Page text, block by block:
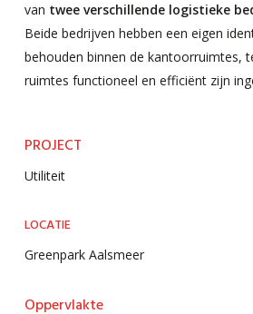
van twee verschillende logistieke
Beide bedrijven hebben een eigen
behouden binnen de kantoorruimtes,
ruimtes functioneel en efficiënt zijn
PROJECT
Utiliteit
LOCATIE
Greenpark Aalsmeer
Oppervlakte